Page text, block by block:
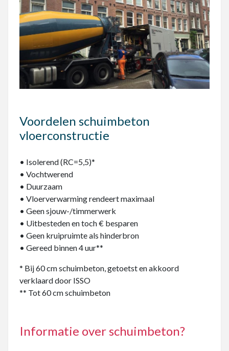
Voordelen schuimbeton
vloerconstructie
• Isolerend (RC=5,5)*
• Vochtwerend
• Duurzaam
• Vloerverwarming rendeert maximaal
• Geen sjouw-/timmerwerk
• Uitbesteden en toch € besparen
• Geen kruipruimte als hinderbron
• Gereed binnen 4 uur**
* Bij 60 cm schuimbeton, getoetst en akkoord
verklaard door ISSO
** Tot 60 cm schuimbeton
Informatie over schuimbeton?